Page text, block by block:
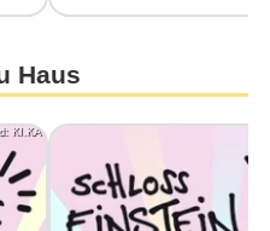
Haus
KI.KA